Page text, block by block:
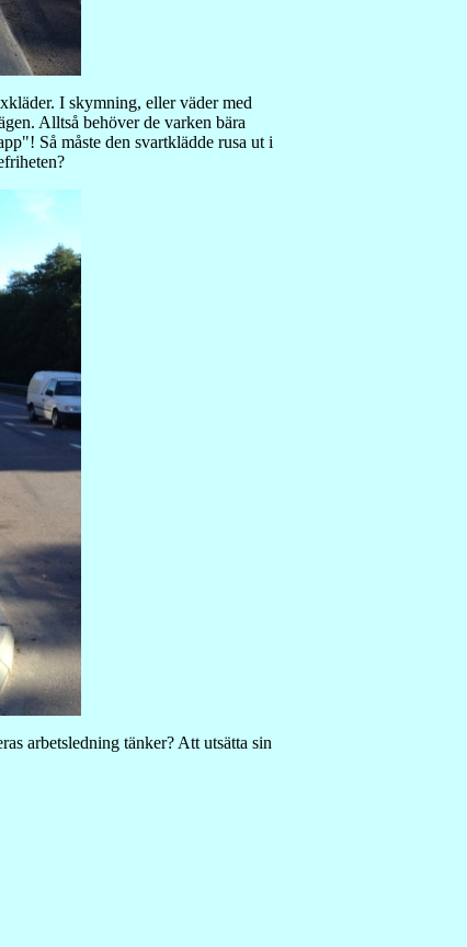
I skymning, eller väder med
Alltså behöver de varken bära
Så måste den svartklädde rusa ut i
arbetsledning tänker? Att utsätta sin